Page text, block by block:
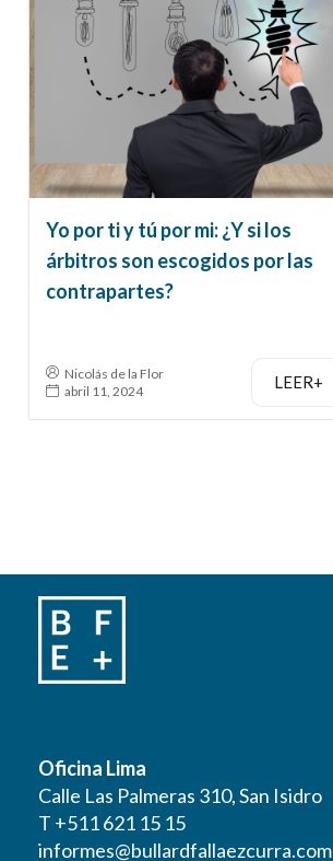
Yo por ti y tú por mi: ¿Y si los
árbitros son escogidos por las
contrapartes?
Nicolás de la Flor
abril 11, 2024
LEER+
Oficina Lima
Calle Las Palmeras 310, San Isidro
T +511 621 15 15
informes@bullardfallaezcurra.com